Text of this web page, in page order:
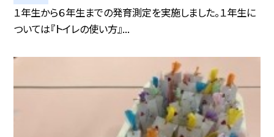
１年生から６年生までの発育測定を実施しました。１年生に
ついては『トイレの使い方』...